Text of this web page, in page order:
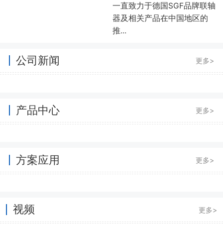
一直致力于德国SGF品牌联轴
器及相关产品在中国地区的
推...
公司新闻 更多>
产品中心 更多>
方案应用 更多>
视频 更多>